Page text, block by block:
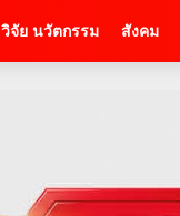
วิจัย นวัตกรรม สังคม